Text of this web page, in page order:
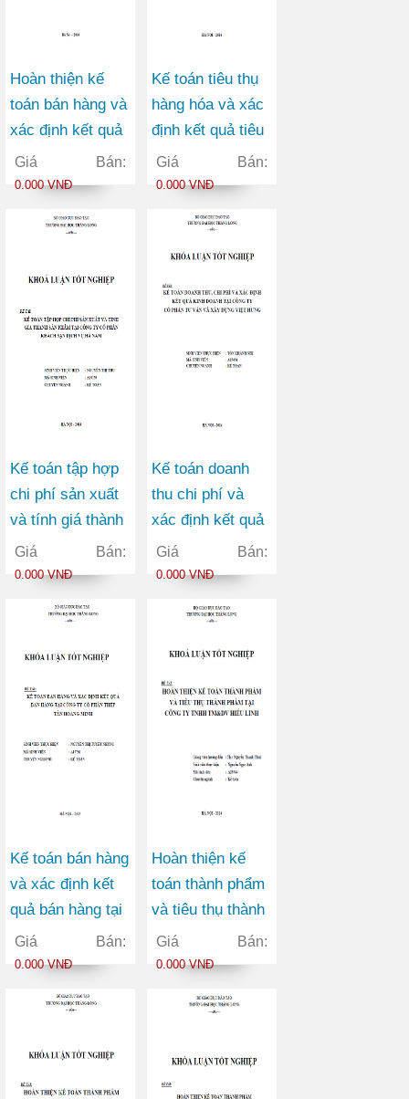
Hoàn thiện kế
toán bán hàng và
xác định kết quả
bán hàng tại
Công ty TNHH
Giá Bán:
0.000 VNĐ
Kế toán tiêu thụ
hàng hóa và xác
định kết quả tiêu
thụ tại Công ty
TNHH một thành
Giá Bán:
0.000 VNĐ
Kế toán tập hợp
chi phí sản xuất
và tính giá thành
sản phẩm tại
Công ty Cổ phần
vụ Hà Nam
Giá Bán:
0.000 VNĐ
Kế toán doanh
thu chi phí và
xác định kết quả
kinh doanh tại
Công ty Cổ phần
dựng Việt Hưng
Giá Bán:
0.000 VNĐ
Kế toán bán hàng
và xác định kết
quả bán hàng tại
Công ty Cổ phần
thép Tân Hoàng
Giá Bán:
0.000 VNĐ
Hoàn thiện kế
toán thành phẩm
và tiêu thụ thành
phẩm tại công ty
TNHH Thương
Hiếu Linh
Giá Bán:
0.000 VNĐ